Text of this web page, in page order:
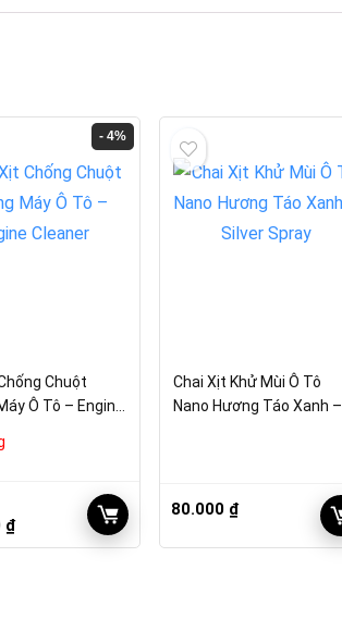
- 4%
Chuột
Ô Tô – Engine
₫Giá
hiện
Chai Xịt Khử Mùi Ô Tô
Nano Hương Táo Xanh –
80.000 ₫